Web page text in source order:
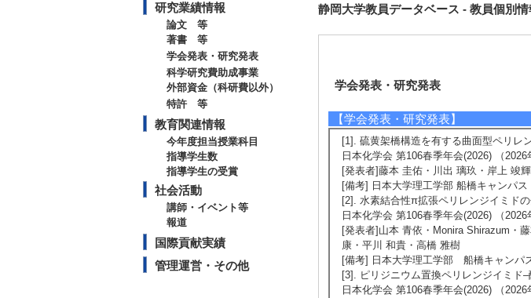
研究業績情報
論文 等
著書 等
学会発表・研究発表
科学研究費助成事業
外部資金（科研費以外）
特許 等
教育関連情報
今年度担当授業科目
指導学生数
指導学生の受賞
社会活動
講師・イベント等
報道
国際貢献実績
管理運営・その他
静岡大学教員データベース - 教員個別
学会発表・研究発表
【学会発表・研究発表】
[1]. 硫黄架橋構造を有する曲面型ペリレ
日本化学会 第106春季年会(2026) （
[発表者]藤本 圭佑・川出 璃玖・岸上 竣
[備考] 日本大学理工学部 船橋キャンパス
[2]. 水素結合性π拡張ペリレンジイミド
日本化学会 第106春季年会(2026) （
[発表者]山本 青依・Monira Shirazum・
康・平川 和貴・高橋 雅樹
[備考] 日本大学理工学部 船橋キャンパ
[3]. ピリジニウム置換ペリレンジイミド
日本化学会 第106春季年会(2026) （